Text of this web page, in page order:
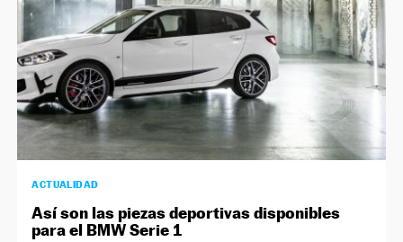
ACTUALIDAD
Así son las piezas deportivas disponibles
para el BMW Serie 1